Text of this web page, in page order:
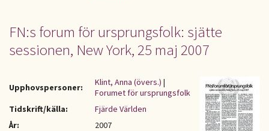
FN:s forum för ursprungsfolk: sjätte
sessionen, New York, 25 maj 2007
Upphovspersoner: Klint, Anna (övers.) |
Forumet för ursprungsfolk
Tidskrift/källa:
Fjärde Världen
År:
2007